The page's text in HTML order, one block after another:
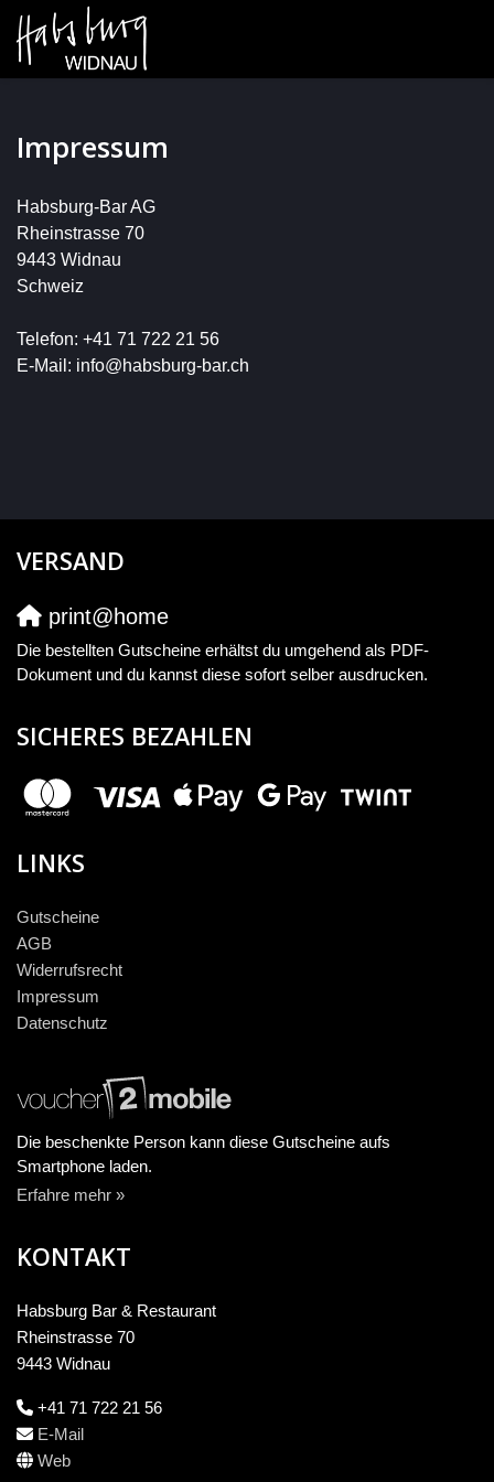
Impressum
Habsburg-Bar AG
Rheinstrasse 70
9443 Widnau
Schweiz
Telefon: +41 71 722 21 56
E-Mail: info@habsburg-bar.ch
VERSAND
print@home
Die bestellten Gutscheine erhältst du umgehend als PDF-
Dokument und du kannst diese sofort selber ausdrucken.
SICHERES BEZAHLEN
LINKS
Gutscheine
AGB
Widerrufsrecht
Impressum
Datenschutz
Die beschenkte Person kann diese Gutscheine aufs
Smartphone laden.
Erfahre mehr »
KONTAKT
Habsburg Bar & Restaurant
Rheinstrasse 70
9443 Widnau
+41 71 722 21 56
E-Mail
Web